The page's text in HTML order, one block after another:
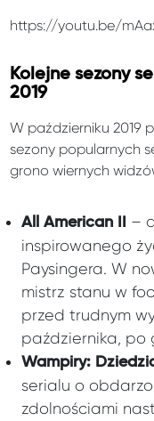
https://youtu.be/
Kolejne sezony
2019
W październiku 2019
sezony popularnych
grono wiernych
All American II
–
inspirowanego
Paysingera. W
mistrz stanu w
przed trudnym
października, po
Wampiry:
serialu o
zdolnościami